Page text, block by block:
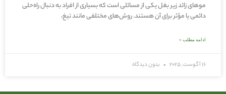
موهای زائد زیر بغل یکی از مسائلی است که بسیاری از افراد به دنبال راه‌حلی
دائمی یا مؤثر برای آن هستند. روش‌های مختلفی مانند تیغ،
ادامه مطلب »
16 آگوست, 2025 بدون دیدگاه